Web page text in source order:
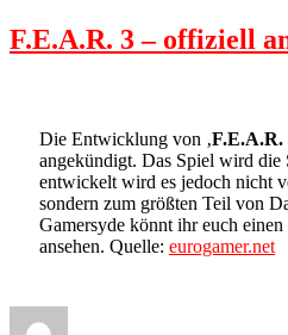
F.E.A.R. 3 – offiziell
Die Entwicklung von ‚F.E.A.R.
angekündigt. Das Spiel wird die
entwickelt wird es jedoch nicht
sondern zum größten Teil von
Gamersyde könnt ihr euch einen
ansehen. Quelle: eurogamer.net